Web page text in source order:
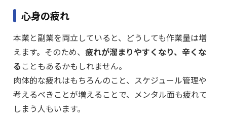
心身の疲れ
本業と副業を両立していると、どうしても作業量は増
えます。そのため、 疲れが溜まりやすくなり、辛くな
る こともあるかもしれません。
肉体的な疲れはもちろんのこと、スケジュール管理や
考えるべきことが増えることで、メンタル面も疲れて
しまう人もいます。